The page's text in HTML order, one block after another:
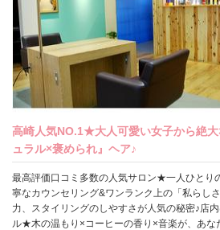
高崎人気NO.1★大人可愛い女子から絶
ュラル×褒められ』ヘア♪
最高評価口コミ多数の人気サロン★一人ひとり
寧なカウンセリング&ワンランク上の「私らし
力、スタイリングのしやすさが人気の秘密♪店
ル★木の温もり×コーヒーの香り×音楽が、あな